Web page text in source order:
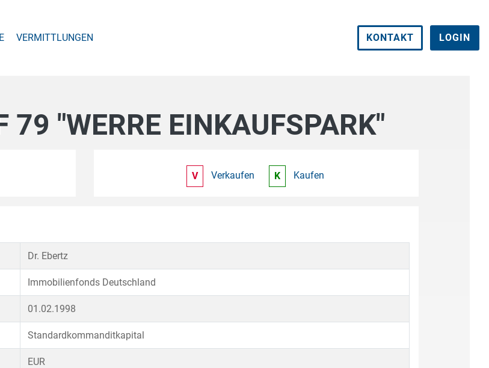
VERMITTLUNGEN KONTAKT LOGIN
79 "WERRE EINKAUFSPARK"
V Verkaufen K Kaufen
Dr. Ebertz
Immobilienfonds Deutschland
01.02.1998
Standardkommanditkapital
EUR